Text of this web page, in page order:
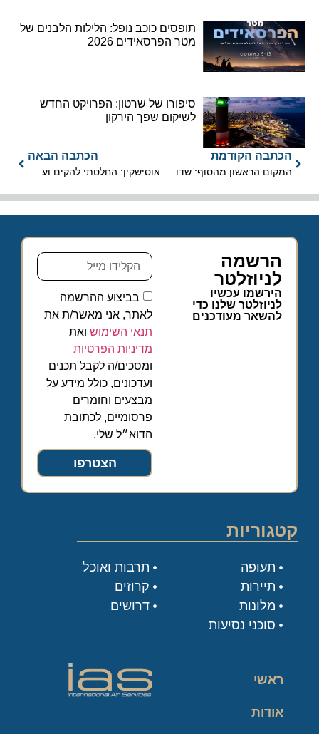
תופסים כוכב נופל: הלילות הלבנים של
מטר הפרסאידים 2026
סיפורו של שרטון: הפרויקט החדש
לשיקום שפך הירקון
הכתבה הקודמת
המקום הראשון מהסוף: שדות התעופה הפחות טובים בעולם
הכתבה הבאה
אוסישקין: החלטתי להקים ועדת בדיקה
הרשמה
לניוזלטר
הירשמו עכשיו
לניוזלטר שלנו כדי
להשאר מעודכנים
בביצוע ההרשמה
לאתר, אני מאשר/ת את
תנאי השימוש ואת
מדיניות הפרטיות
ומסכים/ה לקבל תכנים
ועדכונים, כולל מידע על
מבצעים וחומרים
פרסומיים, לכתובת
הדוא״ל שלי.
הצטרפו
קטגוריות
תעופה
תיירות
מלונות
סוכני נסיעות
תרבות ואוכל
קרוזים
דרושים
ראשי
אודות